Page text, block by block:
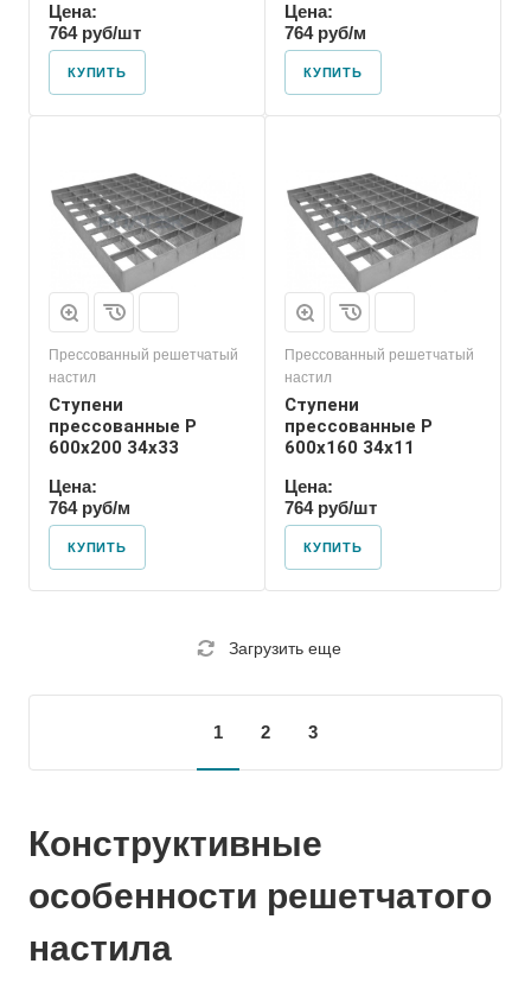
Цена:
764 руб/шт
КУПИТЬ
Цена:
764 руб/м
КУПИТЬ
Прессованный решетчатый
настил
Ступени
прессованные P
600х200 34х33
Цена:
764 руб/м
КУПИТЬ
Прессованный решетчатый
настил
Ступени
прессованные P
600х160 34х11
Цена:
764 руб/шт
КУПИТЬ
Загрузить еще
1 2 3
Конструктивные
особенности решетчатого
настила